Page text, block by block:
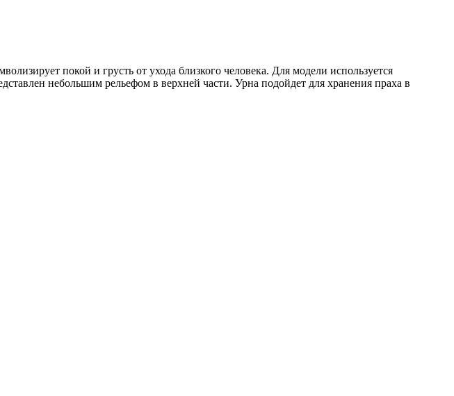
покой и грусть от ухода близкого человека. Для модели используется
небольшим рельефом в верхней части. Урна подойдет для хранения праха в